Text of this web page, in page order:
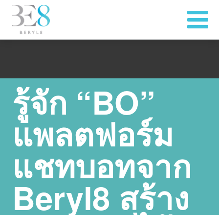
รู้จัก “BO”
แพลตฟอร์ม
แชทบอทจาก
Beryl8 สร้าง